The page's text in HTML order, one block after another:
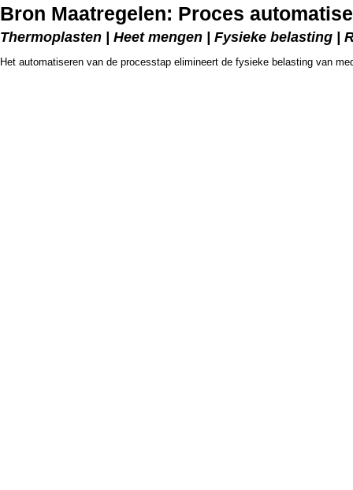
Bron Maatregelen: Proces
Thermoplasten | Heet mengen | Fysieke belasting |
Het automatiseren van de processtap elimineert de fysieke belasting van